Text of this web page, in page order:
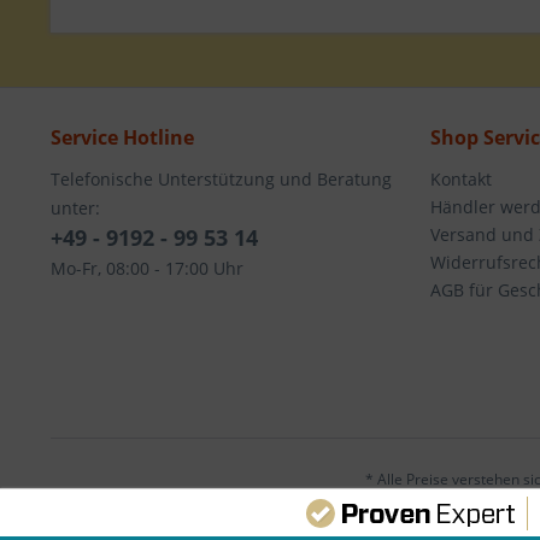
Service Hotline
Telefonische Unterstützung und Beratung
unter:
+49 - 9192 - 99 53 14
Mo-Fr, 08:00 - 17:00 Uhr
Shop
Kontakt
Händler
Versand und
AGB für
* Alle Preise verstehen